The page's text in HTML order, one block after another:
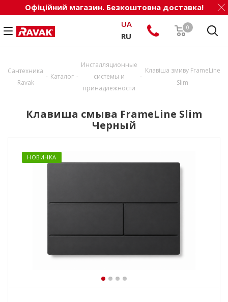
Офіційний магазин. Безкоштовна доставка!
0
UA
RU
Сантехника
Ravak
- Каталог -
Инсталляционные
системы и
принадлежности
-
Клавіша змиву FrameLine
Slim
Клавиша смыва FrameLine Slim
Черный
НОВИНКА